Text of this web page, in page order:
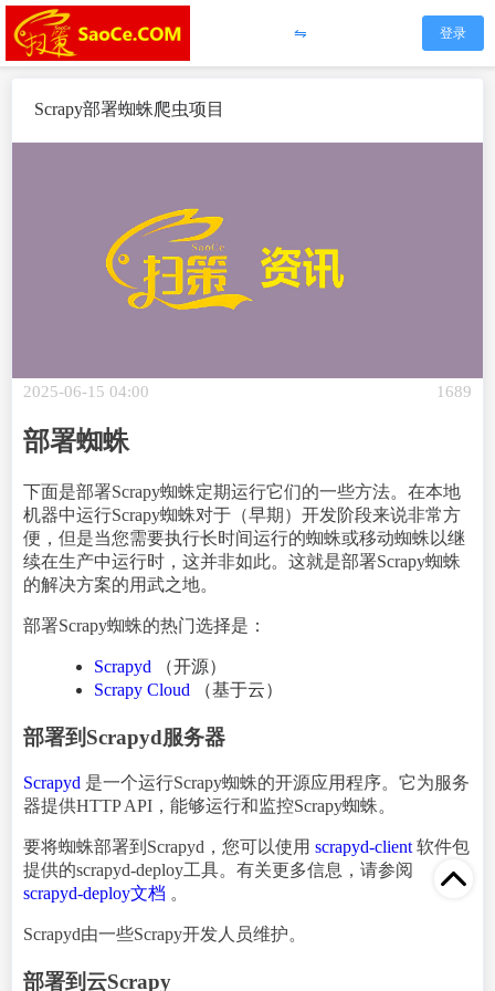
⇋ 登录
Scrapy部署蜘蛛爬虫项目
2025-06-15 04:00 1689
部署蜘蛛
下面是部署Scrapy蜘蛛定期运行它们的一些方法。在本地
机器中运行Scrapy蜘蛛对于（早期）开发阶段来说非常方
便，但是当您需要执行长时间运行的蜘蛛或移动蜘蛛以继
续在生产中运行时，这并非如此。这就是部署Scrapy蜘蛛
的解决方案的用武之地。
部署Scrapy蜘蛛的热门选择是：
Scrapyd
（开源）
Scrapy Cloud
（基于云）
部署到Scrapyd服务器
Scrapyd 是一个运行Scrapy蜘蛛的开源应用程序。它为服务
器提供HTTP API，能够运行和监控Scrapy蜘蛛。
要将蜘蛛部署到Scrapyd，您可以使用 scrapyd-client 软件包
提供的scrapyd-deploy工具。有关更多信息，请参阅
scrapyd-deploy文档 。
Scrapyd由一些Scrapy开发人员维护。
部署到云Scrapy